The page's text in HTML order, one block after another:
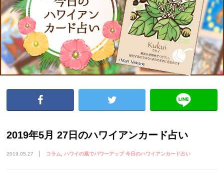
2019年5月 27日のハワイアンカード占い
2019.05.27 コラム ハワイの風でパワーアップ 今日のハワイアンカード占い